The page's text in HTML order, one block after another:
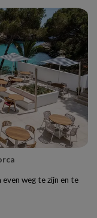
weg te zijn en te